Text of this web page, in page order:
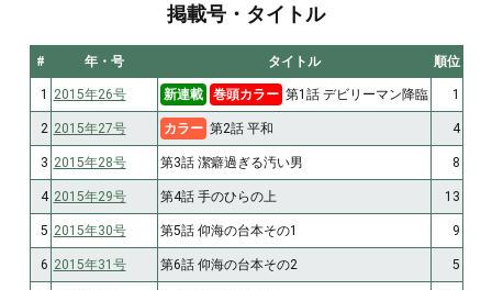
掲載号・タイトル
# 年・号 タイトル 順位
1 2015年26号 新連載 巻頭カラー 第1話 デビリーマン降臨 1
2 2015年27号 カラー 第2話 平和 4
3 2015年28号 第3話 潔癖過ぎる汚い男 8
4 2015年29号 第4話 手のひらの上 13
5 2015年30号 第5話 仰海の台本その1 9
6 2015年31号 第6話 仰海の台本その2 5